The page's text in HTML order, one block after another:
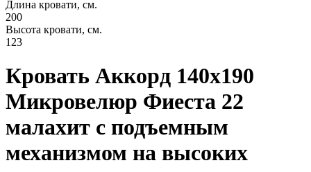
Длина кровати, см.
200
Высота кровати, см.
123
Кровать Аккорд 140х190
Микровелюр Фиеста 22
малахит с подъемным
механизмом на высоких